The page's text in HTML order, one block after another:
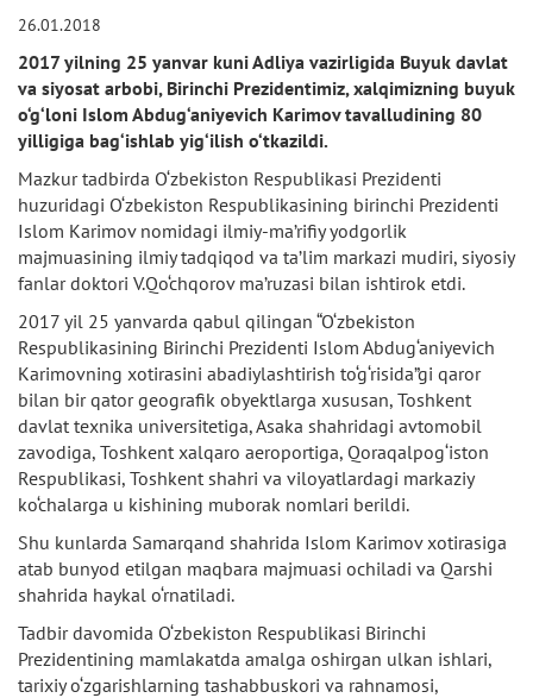
26.01.2018
2017 yilning 25 yanvar kuni Adliya vazirligida Buyuk davlat
va siyosat arbobi, Birinchi Prezidentimiz, xalqimizning buyuk
o‘g‘loni Islom Abdug‘aniyevich Karimov tavalludining 80
yilligiga bag‘ishlab yig‘ilish o‘tkazildi.
Mazkur tadbirda O‘zbekiston Respublikasi Prezidenti
huzuridagi O‘zbekiston Respublikasining birinchi Prezidenti
Islom Karimov nomidagi ilmiy-ma’rifiy yodgorlik
majmuasining ilmiy tadqiqod va ta’lim markazi mudiri, siyosiy
fanlar doktori V.Qo‘chqorov ma’ruzasi bilan ishtirok etdi.
2017 yil 25 yanvarda qabul qilingan “O‘zbekiston
Respublikasining Birinchi Prezidenti Islom Abdug‘aniyevich
Karimovning xotirasini abadiylashtirish to‘g‘risida”gi qaror
bilan bir qator geografik obyektlarga xususan, Toshkent
davlat texnika universitetiga, Asaka shahridagi avtomobil
zavodiga, Toshkent xalqaro aeroportiga, Qoraqalpog‘iston
Respublikasi, Toshkent shahri va viloyatlardagi markaziy
ko‘chalarga u kishining muborak nomlari berildi.
Shu kunlarda Samarqand shahrida Islom Karimov xotirasiga
atab bunyod etilgan maqbara majmuasi ochiladi va Qarshi
shahrida haykal o‘rnatiladi.
Tadbir davomida O‘zbekiston Respublikasi Birinchi
Prezidentining mamlakatda amalga oshirgan ulkan ishlari,
tarixiy o‘zgarishlarning tashabbuskori va rahnamosi,